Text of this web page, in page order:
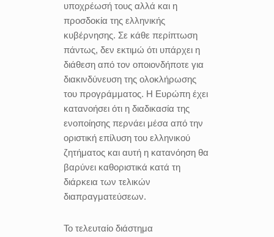
υποχρέωσή τους αλλά και η
προσδοκία της ελληνικής
κυβέρνησης. Σε κάθε περίπτωση
πάντως, δεν εκτιμώ ότι υπάρχει η
διάθεση από τον οποιονδήποτε για
διακινδύνευση της ολοκλήρωσης
του προγράμματος. Η Ευρώπη έχει
κατανοήσει ότι η διαδικασία της
ενοποίησης περνάει μέσα από την
οριστική επίλυση του ελληνικού
ζητήματος και αυτή η κατανόηση θα
βαρύνει καθοριστικά κατά τη
διάρκεια των τελικών
διαπραγματεύσεων.
Το τελευταίο διάστημα